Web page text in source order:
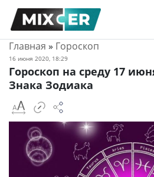
Главная » Гороскоп
16 июня 2020, 18:29
Гороскоп на среду 17
Знака Зодиака